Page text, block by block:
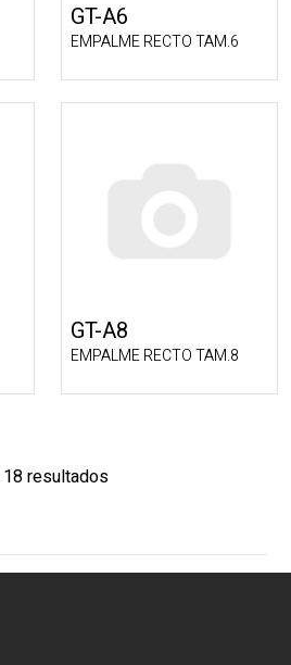
GT-A6
EMPALME RECTO TAM.6
GT-A8
EMPALME RECTO TAM.8
resultados